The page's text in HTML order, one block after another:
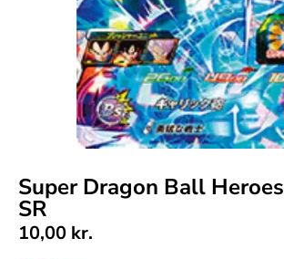
Super Dragon Ball
SR
10,00 kr.